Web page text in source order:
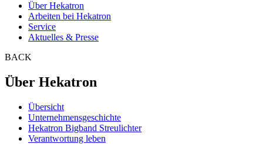
Über Hekatron
Arbeiten bei Hekatron
Service
Aktuelles & Presse
BACK
Über Hekatron
Übersicht
Unternehmensgeschichte
Hekatron Bigband Streulichter
Verantwortung leben